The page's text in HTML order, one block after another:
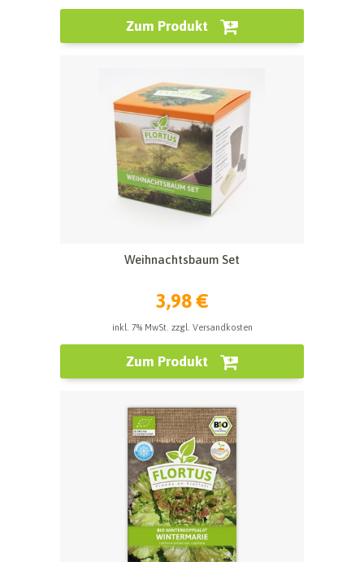
Zum Produkt
Weihnachtsbaum Set
3,98 €
inkl. 7% MwSt. zzgl. Versandkosten
Zum Produkt